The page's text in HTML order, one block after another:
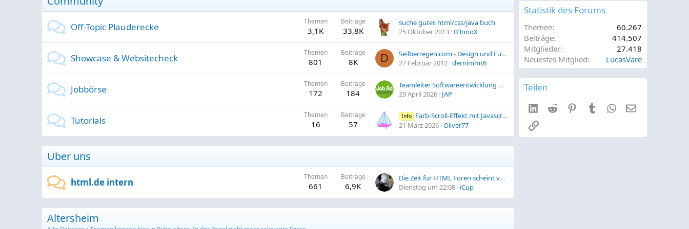
Off-Topic Plauderecke Themen
3,1K
Beiträge
33,8K
suche gutes html/css/java buch
25 Oktober 2013 B3nnoX
Showcase & Websitecheck Themen
801
Beiträge
8K D
Seilberregen.com - Design und Funktion
27 Februar 2012 dernimmt6
Jobbörse Themen
172
Beiträge
184
Teamleiter Softwareentwicklung Web/App & DevOps (w/m/d) | HUK-COBURG Versicherungsgruppe
29 April 2026 JAP
Tutorials Themen
16
Beiträge
57
Info Farb-Scroll-Effekt mit Javascript
21 März 2026 Oliver77
Über uns
html.de intern Themen
661
Beiträge
6,9K
Die Zeit für HTML Foren scheint vorbei...
Dienstag um 22:08 iCup
Altersheim
Statistik des Forums
Themen
60.267
Beiträge
414.507
Mitglieder
27.418
Neuestes Mitglied
LucasVare
Teilen
LinkedIn
Reddit PinterestTumblrWhatsApp
E-Mail
Link